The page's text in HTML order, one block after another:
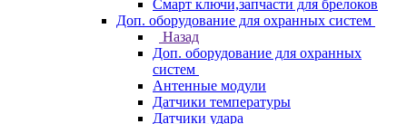
Смарт ключи,запчасти для брелоков
Доп. оборудование для охранных систем
Назад
Доп. оборудование для охранных
систем
Антенные модули
Датчики температуры
Датчики удара